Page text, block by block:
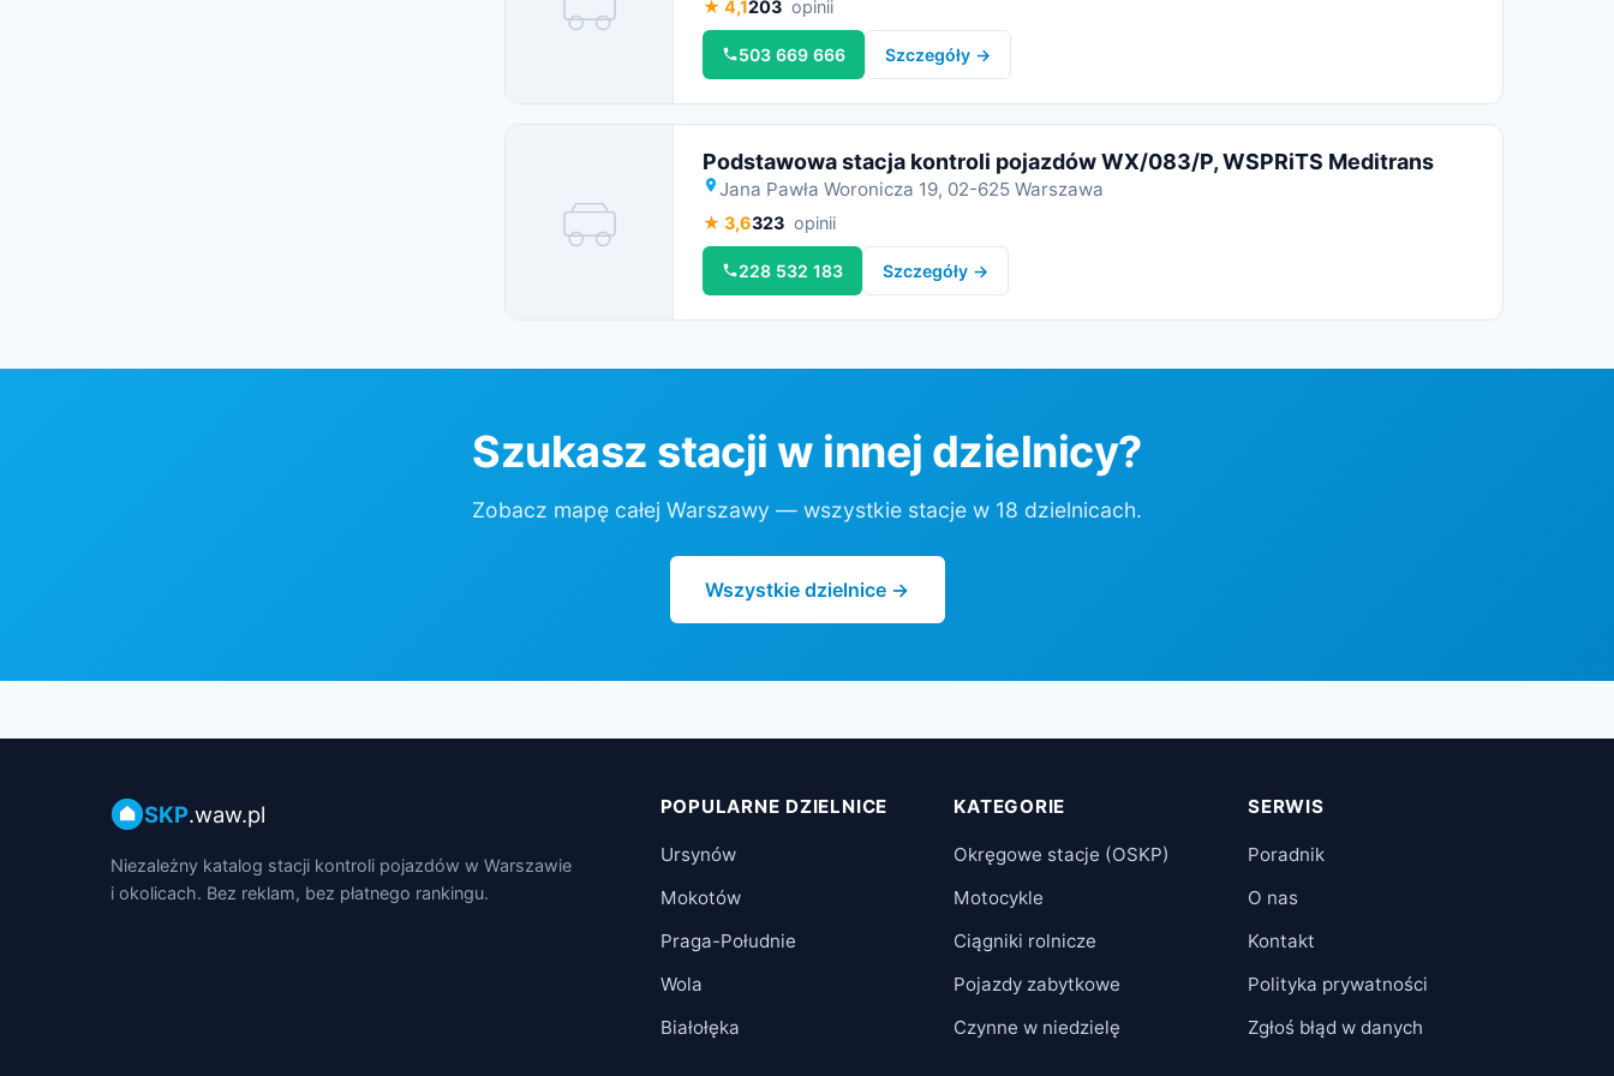
Miniatura
★ 4,1203 opinii
503 669 666 Szczegóły →
Miniatura
Podstawowa stacja kontroli pojazdów WX/083/P, WSPRiTS Meditrans
Jana Pawła Woronicza 19, 02-625 Warszawa
★ 3,6323 opinii
228 532 183 Szczegóły →
Szukasz stacji w innej dzielnicy?
Zobacz mapę całej Warszawy — wszystkie stacje w 18 dzielnicach.
Wszystkie dzielnice →
SKP.waw.pl
Niezależny katalog stacji kontroli pojazdów w Warszawie
i okolicach. Bez reklam, bez płatnego rankingu.
POPULARNE DZIELNICE
Ursynów
Mokotów
Praga-Południe
Wola
Białołęka
KATEGORIE
Okręgowe stacje (OSKP)
Motocykle
Ciągniki rolnicze
Pojazdy zabytkowe
Czynne w niedzielę
SERWIS
Poradnik
O nas
Kontakt
Polityka prywatności
Zgłoś błąd w danych